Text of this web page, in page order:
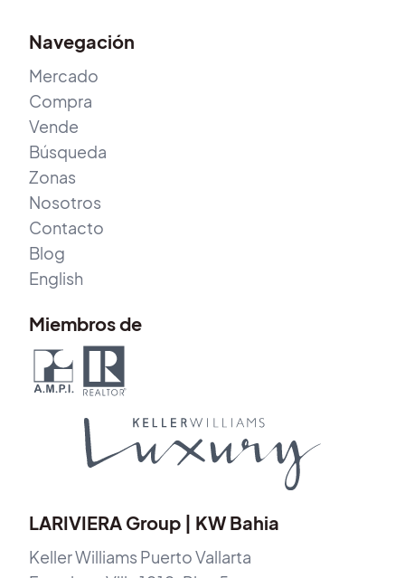
Navegación
Mercado
Compra
Vende
Búsqueda
Zonas
Nosotros
Contacto
Blog
English
Miembros de
LARIVIERA Group | KW Bahia
Keller Williams Puerto Vallarta